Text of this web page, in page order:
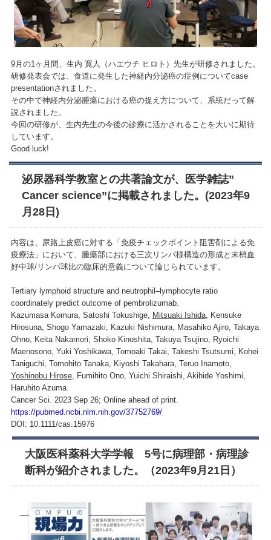
9月の1ヶ月間、生内 寛人（ハエウチ ヒロト）先生が研修されました。
研修発表会では、食道に発生した神経内分泌癌の症例についてcase
presentationされました。
その中で神経内分泌腫瘍における癌の捉え方について、系統だって解
説されました。
今回の研修が、生内先生の今後の診療に活かされることを大いに期待
しています。
Good luck!
泌尿器科学教室との共著論文が、医学雑誌”
Cancer science”に掲載されました。(2023年9
月28日)
内容は、尿路上皮癌に対する「免疫チェックポイント阻害剤による免
疫療法」において、腫瘍部における三次リンパ様構造の形成と末梢血
好中球/リンパ球比の臨床的意義について論じられています。
Tertiary lymphoid structure and neutrophil–lymphocyte ratio
coordinately predict outcome of pembrolizumab.
Kazumasa Komura, Satoshi Tokushige, Mitsuaki Ishida, Kensuke
Hirosuna, Shogo Yamazaki, Kazuki Nishimura, Masahiko Ajiro, Takaya
Ohno, Keita Nakamori, Shoko Kinoshita, Takuya Tsujino, Ryoichi
Maenosono, Yuki Yoshikawa, Tomoaki Takai, Takeshi Tsutsumi, Kohei
Taniguchi, Tomohito Tanaka, Kiyoshi Takahara, Teruo Inamoto,
Yoshinobu Hirose, Fumihito Ono, Yuichi Shiraishi, Akihide Yoshimi,
Haruhito Azuma.
Cancer Sci. 2023 Sep 26; Online ahead of print.
https://pubmed.ncbi.nlm.nih.gov/37752769/
DOI: 10.1111/cas.15976
大阪医科薬科大学学報 5号に病理部・病理診
断科が紹介されました。（2023年9月21日）